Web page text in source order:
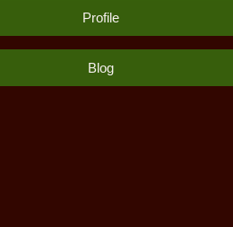
Profile
Blog